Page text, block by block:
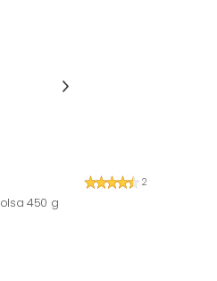
2
450 g